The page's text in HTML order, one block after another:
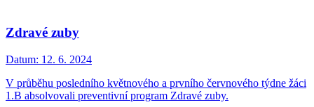
Zdravé zuby
Datum: 12. 6. 2024
V průběhu posledního květnového a prvního červnového týdne žáci
1.B absolvovali preventivní program Zdravé zuby.